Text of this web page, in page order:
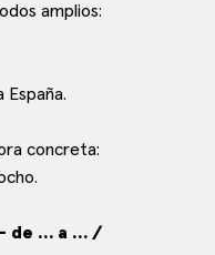
amplios:
España.
concreta:
de … a … /